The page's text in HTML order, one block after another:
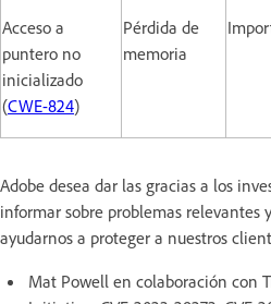
Acceso a
puntero no
inicializado
(CWE-824)
Pérdida de
memoria
Adobe desea dar las gracias a los
informar sobre problemas relevantes
ayudarnos a proteger a nuestros
Mat Powell en colaboración con